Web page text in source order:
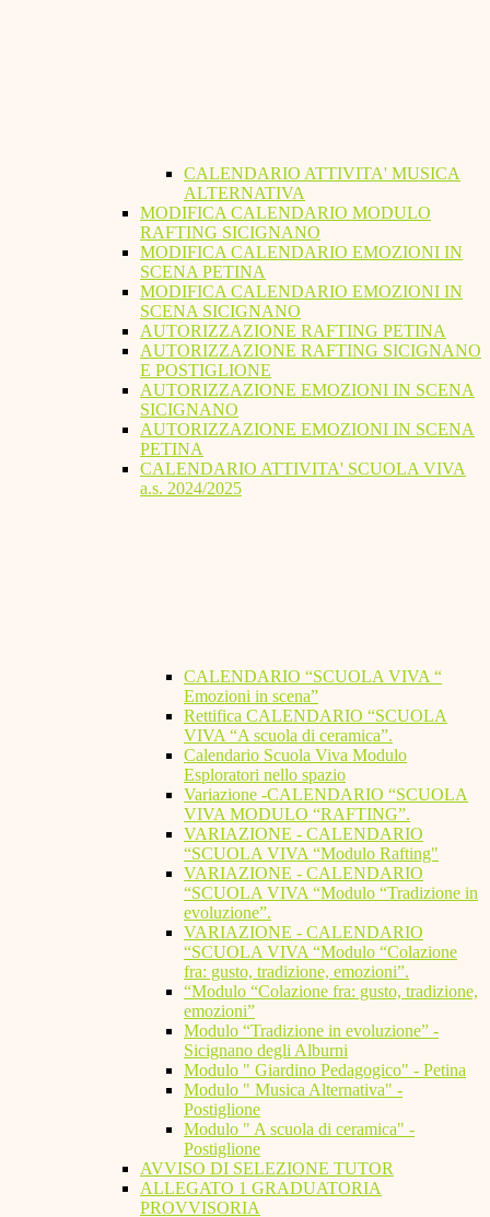
CALENDARIO ATTIVITA' MUSICA
ALTERNATIVA
MODIFICA CALENDARIO MODULO
RAFTING SICIGNANO
MODIFICA CALENDARIO EMOZIONI IN
SCENA PETINA
MODIFICA CALENDARIO EMOZIONI IN
SCENA SICIGNANO
AUTORIZZAZIONE RAFTING PETINA
AUTORIZZAZIONE RAFTING SICIGNANO
E POSTIGLIONE
AUTORIZZAZIONE EMOZIONI IN SCENA
SICIGNANO
AUTORIZZAZIONE EMOZIONI IN SCENA
PETINA
CALENDARIO ATTIVITA' SCUOLA VIVA
a.s. 2024/2025
CALENDARIO “SCUOLA VIVA “
Emozioni in scena”
Rettifica CALENDARIO “SCUOLA
VIVA “A scuola di ceramica”.
Calendario Scuola Viva Modulo
Esploratori nello spazio
Variazione -CALENDARIO “SCUOLA
VIVA MODULO “RAFTING”.
VARIAZIONE - CALENDARIO
“SCUOLA VIVA “Modulo Rafting"
VARIAZIONE - CALENDARIO
“SCUOLA VIVA “Modulo “Tradizione in
evoluzione”.
VARIAZIONE - CALENDARIO
“SCUOLA VIVA “Modulo “Colazione
fra: gusto, tradizione, emozioni”.
“Modulo “Colazione fra: gusto, tradizione,
emozioni”
Modulo “Tradizione in evoluzione” -
Sicignano degli Alburni
Modulo " Giardino Pedagogico" - Petina
Modulo " Musica Alternativa" -
Postiglione
Modulo " A scuola di ceramica" -
Postiglione
AVVISO DI SELEZIONE TUTOR
ALLEGATO 1 GRADUATORIA
PROVVISORIA